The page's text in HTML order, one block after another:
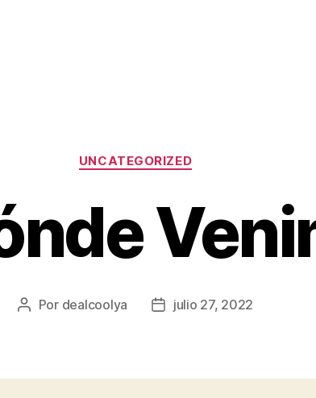
Categorías
UNCATEGORIZED
Autor
Por dealcoolya
Fechajulio 27, 2022